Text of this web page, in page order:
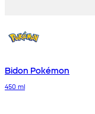
Bidon Pokémon
450 ml